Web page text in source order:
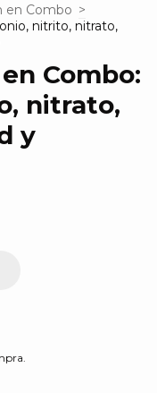
en Combo >
nitrito, nitrato,
Combo:
nitrato,
y